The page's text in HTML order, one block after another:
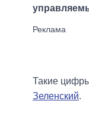
Такие
Зеленский.